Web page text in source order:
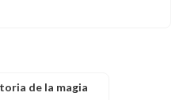
de la magia